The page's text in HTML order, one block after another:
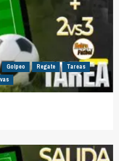
Golpeo Regate
Tareas